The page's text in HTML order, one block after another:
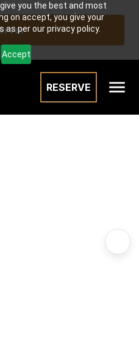
you the best and most
on accept, you give your
per our privacy policy.
Accept
RESERVE